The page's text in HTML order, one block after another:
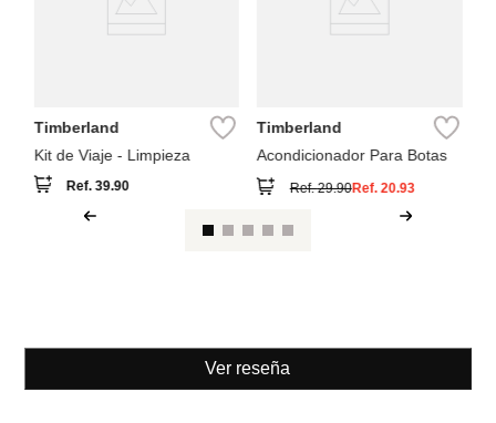
Timberland
Kit de Viaje - Limpieza
Ref.39.90
Timberland
Acondicionador Para Botas
Ref.29.90Ref. 20.93
Ver reseña